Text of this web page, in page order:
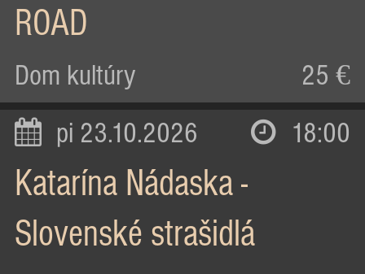
ROAD
Dom kultúry 25 €
pi 23.10.2026 18:00
Katarína Nádaska -
Slovenské strašidlá